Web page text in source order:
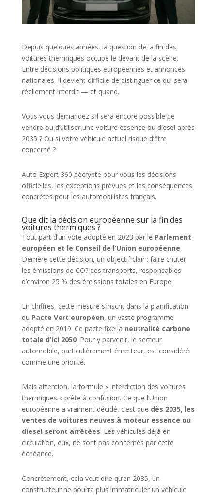
Depuis quelques années, la question de la fin des
voitures thermiques occupe le devant de la scène.
Entre décisions politiques européennes et annonces
nationales, il devient difficile de distinguer ce qui sera
réellement interdit — et quand.
Vous vous demandez s’il sera encore possible de
vendre ou d’utiliser une voiture essence ou diesel après
2035 ? Ou si votre véhicule actuel risque d’être
concerné ?
Auto Expert 360 décrypte pour vous les décisions
officielles, les exceptions prévues et les conséquences
concrètes pour les automobilistes français.
Que dit la décision européenne sur la fin des
voitures thermiques ?
Tout part d’un vote adopté en 2023 par le Parlement
européen et le Conseil de l’Union européenne.
Derrière cette décision, un objectif clair : faire chuter
les émissions de CO? des transports, responsables
d’environ 25 % des émissions totales en Europe.
En chiffres, cette mesure s’inscrit dans la planification
du Pacte Vert européen, un vaste programme
adopté en 2019. Ce pacte fixe la neutralité carbone
totale d’ici 2050. Pour y parvenir, le secteur
automobile, particulièrement émetteur, est considéré
comme une priorité.
Mais attention, la formule « interdiction des voitures
thermiques » prête à confusion. Ce que l’Union
européenne a vraiment décidé, c’est que dès 2035, les
ventes de voitures neuves à moteur essence ou
diesel seront arrêtées. Les véhicules déjà en
circulation, eux, ne sont pas concernés par cette
échéance.
Concrètement, cela veut dire qu’en 2035, un
constructeur ne pourra plus immatriculer un véhicule